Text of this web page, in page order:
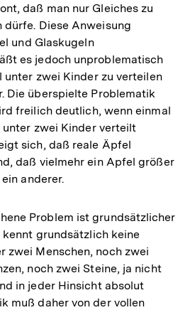
daß man nur Gleiches zu
dürfe. Diese Anweisung
und Glaskugeln
es jedoch unproblematisch
unter zwei Kinder zu verteilen
Die überspielte Problematik
freilich deutlich, wenn einmal
zwei Kinder verteilt
sich, daß reale Äpfel
daß vielmehr ein Apfel größer
anderer.
Problem ist grundsätzlicher
grundsätzlich keine
zwei Menschen, noch zwei
noch zwei Steine, ja nicht
in jeder Hinsicht absolut
muß daher von der vollen